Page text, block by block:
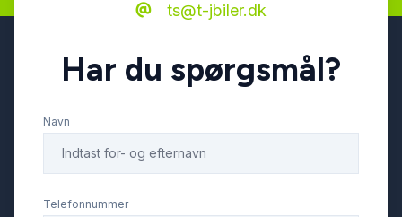
multifunktionsrat
musikstreaming via Bluetooth
ts@t-jbiler.dk
Har du spørgsmål?
Navn
Telefonnummer